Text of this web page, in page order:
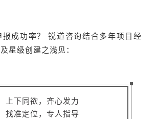
成功率？ 锐道咨询结合多年项目经
星级创建之浅见：
上下同欲，齐心发力
找准定位，专人指导